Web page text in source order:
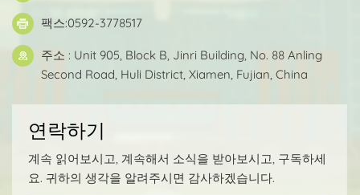
비뿐만 아니라 수업을 위해 교과서를 가지고 다니야하기
때문에 저장 공간은 너무 작아서는 안됩니다. 또한, 어린이
의 수화 요구를 해결하기 위해 물병을위한 주머니가 있어
야합니다. 많은 어린이들이 학교에 점심을 가져 오는 것을
고려할 때 잘 설계된 방수 유치원 배낭에는 오일 얼룩을 단
으로 만들어졌으며 점심 박스뿐만 아니라 스포츠 활동 후
젖은 옷을 보관할 수 있습니다. 청소는 젖은 물미로 닦는 것
만 큼 간단합니다. 이 디자인은 유지 관리가 쉽지만 강력한
기능을 제공합니다. 어린이가 성인과 마찬가지로, 특히 비
팩스:0592-3778517
주소 : Unit 905, Block B, Jinri Building, No. 88 Anling
Second Road, Huli District, Xiamen, Fujian, China
연락하기
계속 읽어보시고, 계속해서 소식을 받아보시고, 구독하세
요. 귀하의 생각을 알려주시면 감사하겠습니다.